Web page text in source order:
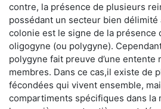
contre, la présence de plusieurs
possédant un secteur bien délimité
colonie est le signe de la présence
oligogyne (ou polygyne).
polygyne fait preuve d’une entente
membres. Dans ce cas,il existe de
fécondées qui vivent ensemble,
compartiments spécifiques dans la